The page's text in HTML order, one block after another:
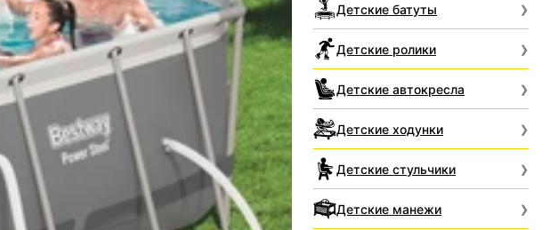
Детские батуты
Детские ролики
Детские автокресла
Детские ходунки
Детские стульчики
Детские манежи